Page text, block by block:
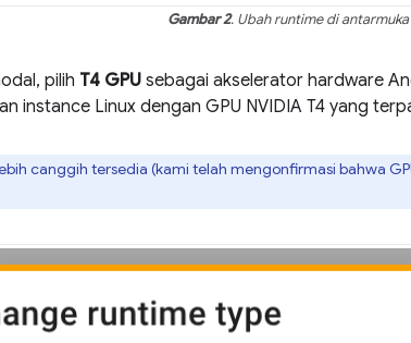
Gambar 2. Ubah runtime di
pilih T4 GPU sebagai akselerator hardware
instance Linux dengan GPU NVIDIA T4 yang
canggih tersedia (kami telah mengonfirmasi bahwa